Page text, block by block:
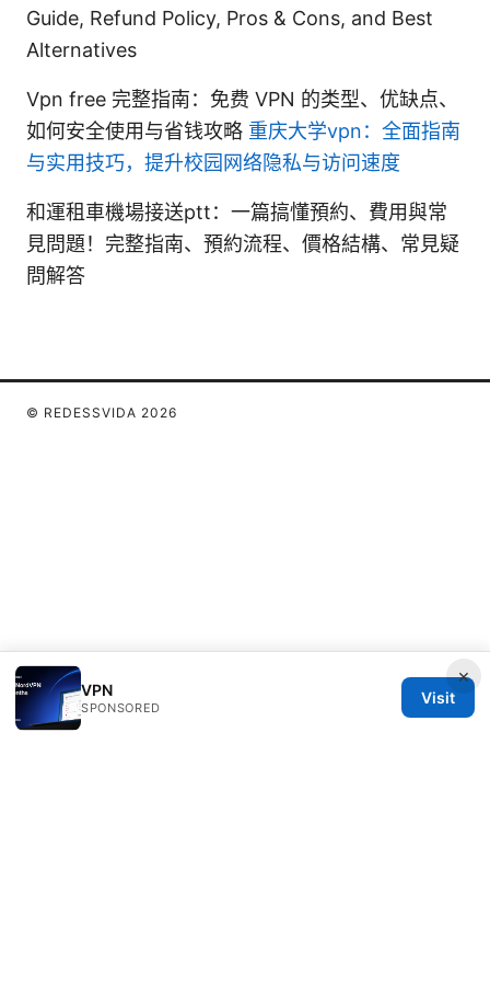
Guide, Refund Policy, Pros & Cons, and Best
Alternatives
Vpn free 完整指南：免费 VPN 的类型、优缺点、
如何安全使用与省钱攻略 重庆大学vpn：全面指南
与实用技巧，提升校园网络隐私与访问速度
和運租車機場接送ptt：一篇搞懂預約、費用與常
見問題！完整指南、預約流程、價格結構、常見疑
問解答
×
VPN
SPONSORED
Visit
© REDESSVIDA 2026